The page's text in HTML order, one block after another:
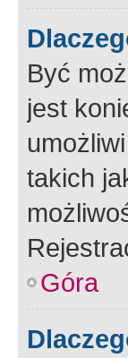
Być
jest
takich
Góra